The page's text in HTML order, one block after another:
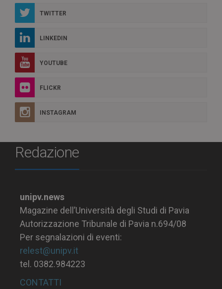
TWITTER
LINKEDIN
YOUTUBE
FLICKR
INSTAGRAM
Redazione
unipv.news
Magazine dell’Università degli Studi di Pavia
Autorizzazione Tribunale di Pavia n.694/08
Per segnalazioni di eventi:
relest@unipv.it
tel. 0382.984223
CONTATTI